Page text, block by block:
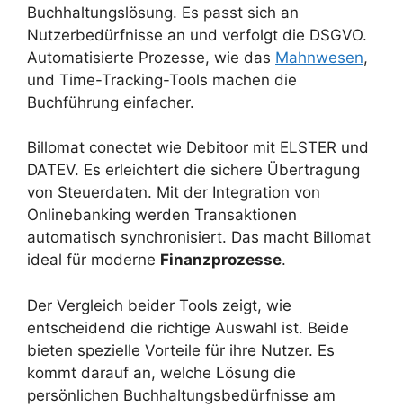
Buchhaltungslösung. Es passt sich an
Nutzerbedürfnisse an und verfolgt die DSGVO.
Automatisierte Prozesse, wie das Mahnwesen,
und Time-Tracking-Tools machen die
Buchführung einfacher.
Billomat conectet wie Debitoor mit ELSTER und
DATEV. Es erleichtert die sichere Übertragung
von Steuerdaten. Mit der Integration von
Onlinebanking werden Transaktionen
automatisch synchronisiert. Das macht Billomat
ideal für moderne Finanzprozesse.
Der Vergleich beider Tools zeigt, wie
entscheidend die richtige Auswahl ist. Beide
bieten spezielle Vorteile für ihre Nutzer. Es
kommt darauf an, welche Lösung die
persönlichen Buchhaltungsbedürfnisse am